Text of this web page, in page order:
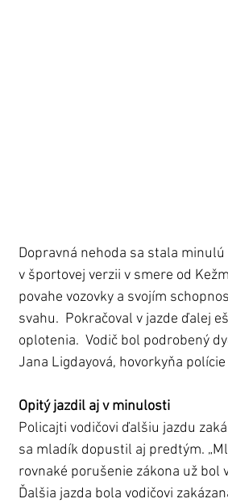
Dopravná nehoda sa stala
v športovej verzii v smere od
povahe vozovky a svojím
svahu.  Pokračoval v jazde ďalej
oplotenia.  Vodič bol podrobený
Jana Ligdayová, hovorkyňa
Opitý jazdil aj v minulosti
Policajti vodičovi ďalšiu jazdu
sa mladík dopustil aj predtým.
rovnaké porušenie zákona už bol
Ďalšia jazda bola vodičovi